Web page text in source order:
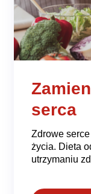
serca
Zdrowe
życia. Dieta
utrzymaniu